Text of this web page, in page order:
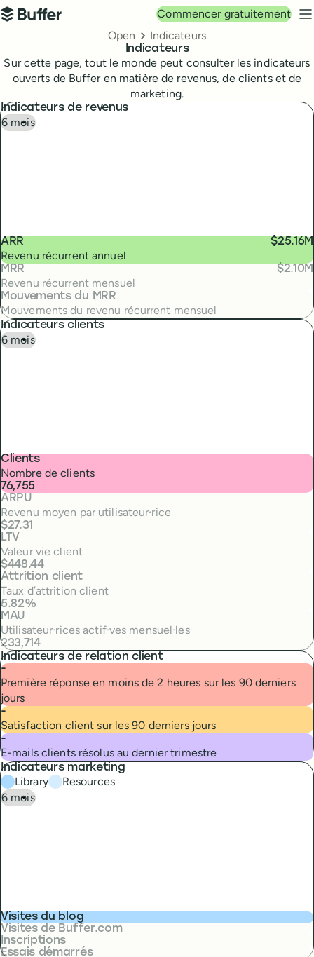
Navigation principale
Buffer
Commencer gratuitement
Breadcrumbs
Open Indicateurs
Indicateurs
Sur cette page, tout le monde peut consulter les indicateurs
ouverts de Buffer en matière de revenus, de clients et de
marketing.
Indicateurs de revenus
ARR
Revenu récurrent annuel
$25.16M
MRR
Revenu récurrent mensuel
$2.10M
Mouvements du MRR
Mouvements du revenu récurrent mensuel
Indicateurs clients
Clients
Nombre de clients
76,755
ARPU
Revenu moyen par utilisateur·rice
$27.31
LTV
Valeur vie client
$448.44
Attrition client
Taux d’attrition client
5.82%
MAU
Utilisateur·rices actif·ves mensuel·les
233,714
Indicateurs de relation client
Première réponse en moins de 2 heures sur les 90 derniers
jours
-
Satisfaction client sur les 90 derniers jours
-
E-mails clients résolus au dernier trimestre
-
Indicateurs marketing
Library Resources
Visites du blog
Visites de Buffer.com
Inscriptions
Essais démarrés